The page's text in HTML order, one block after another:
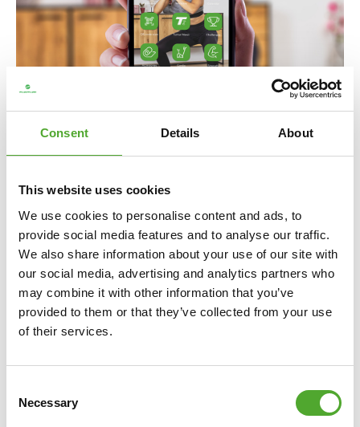
Consent Details About
This website uses cookies
We use cookies to personalise content and ads, to
provide social media features and to analyse our traffic.
We also share information about your use of our site with
our social media, advertising and analytics partners who
may combine it with other information that you’ve
provided to them or that they’ve collected from your use
of their services.
Selection
Necessary
Inklusive kostenloser Tunturi Training
App
Suchen Sie nach Hilfe, Inspiration oder Motivation für Ihr
Training? In Tunturi Training
finden Sie Tausende von
animierten Fitnessübungen, Anleitungen und